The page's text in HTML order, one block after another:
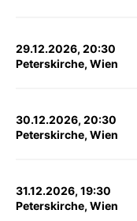
29.12.2026, 20:30
Peterskirche, Wien
30.12.2026, 20:30
Peterskirche, Wien
31.12.2026, 19:30
Peterskirche, Wien